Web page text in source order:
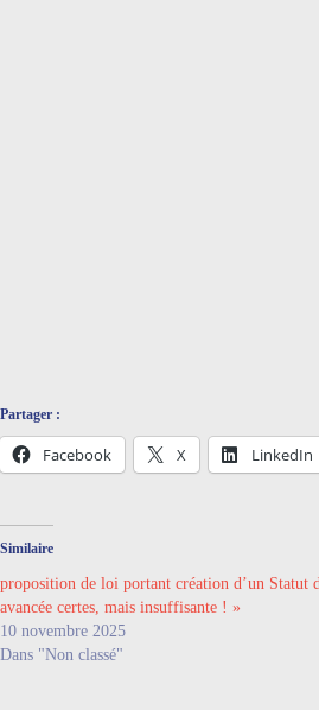
Partager :
Facebook X LinkedIn
Similaire
proposition de loi portant création d’un Statut
avancée certes, mais insuffisante ! »
10 novembre 2025
Dans "Non classé"